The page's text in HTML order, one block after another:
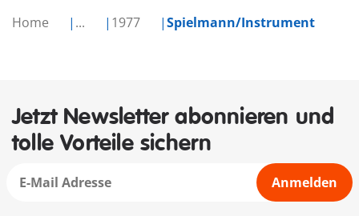
Home ... 1977 Spielmann/Instrument
Jetzt Newsletter abonnieren und
tolle Vorteile sichern
Anmelden